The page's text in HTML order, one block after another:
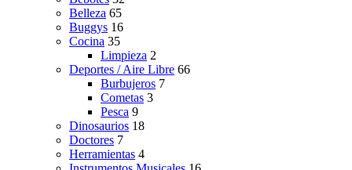
Belleza 65
Buggys 16
Cocina 35
Limpieza 2
Deportes / Aire Libre 66
Burbujeros 7
Cometas 3
Pesca 9
Dinosaurios 18
Doctores 7
Herramientas 4